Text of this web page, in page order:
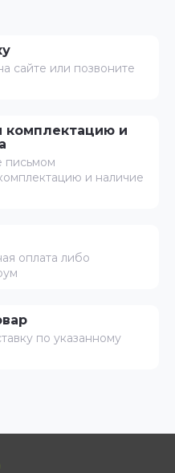
сайте или позвоните
и
письмом
и наличие
оплата либо
по указанному